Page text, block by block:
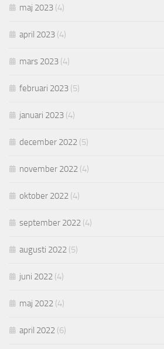
maj 2023 (4)
april 2023 (4)
mars 2023 (4)
februari 2023 (5)
januari 2023 (4)
december 2022 (5)
november 2022 (4)
oktober 2022 (4)
september 2022 (4)
augusti 2022 (5)
juni 2022 (4)
maj 2022 (4)
april 2022 (6)